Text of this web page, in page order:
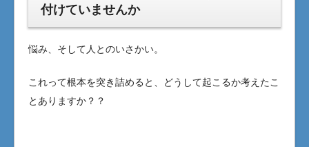
付けていませんか
悩み、そして人とのいさかい。
これって根本を突き詰めると、どうして起こるか考えたこ
とありますか？？